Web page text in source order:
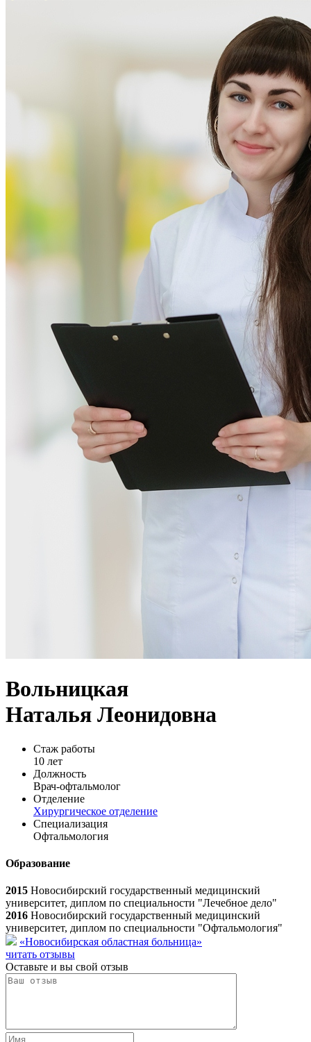
Вольницкая
Наталья Леонидовна
Стаж работы
10 лет
Должность
Врач-офтальмолог
Отделение
Хирургическое отделение
Специализация
Офтальмология
Образование
2015 Новосибирский государственный медицинский
университет, диплом по специальности "Лечебное дело"
2016 Новосибирский государственный медицинский
университет, диплом по специальности "Офтальмология"
«Новосибирская областная больница»
читать отзывы
Оставьте и вы свой отзыв